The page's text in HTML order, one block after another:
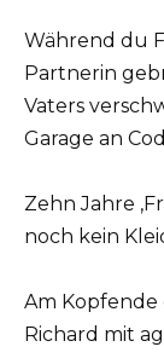
Während du
Partnerin
Vaters
Garage an
Zehn Jahre
noch kein
Am Kopfende
Richard mit